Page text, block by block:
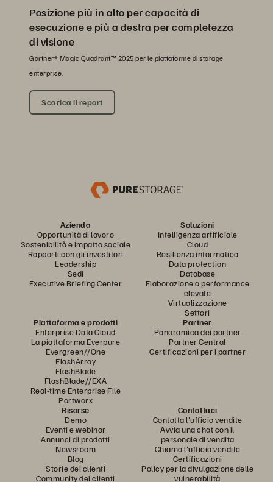
Posizione più in alto per capacità di
esecuzione e più a destra per completezza
di visione
Gartner® Magic Quadrant™ 2025 per le piattaforme di storage
enterprise.
Scarica il report
Azienda
Opportunità di lavoro
Sostenibilità e impatto sociale
Rapporti con gli investitori
Leadership
Sedi
Executive Briefing Center
Soluzioni
Intelligenza artificiale
Cloud
Resilienza informatica
Data protection
Database
Elaborazione a performance
elevate
Virtualizzazione
Settori
Piattaforma e prodotti
Enterprise Data Cloud
La piattaforma Everpure
Evergreen//One
FlashArray
FlashBlade
FlashBlade//EXA
Real-time Enterprise File
Portworx
Partner
Panoramica dei partner
Partner Central
Certificazioni per i partner
Risorse
Demo
Eventi e webinar
Annunci di prodotti
Newsroom
Blog
Storie dei clienti
Community dei clienti
Contattaci
Contatta l'ufficio vendite
Avvia una chat con il
personale di vendita
Chiama l'ufficio vendite
Certificazioni
Policy per la divulgazione delle
vulnerabilità